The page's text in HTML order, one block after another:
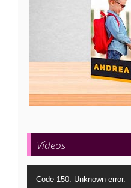
Vídeos
Tocador
Code 150: Unknown error.